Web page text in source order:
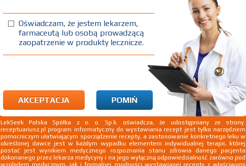
Oświadczam, że jestem lekarzem,
farmaceutą lub osobą prowadzącą
zaopatrzenie w produkty lecznicze.
AKCEPTACJA POMIŃ
LekSeek Polska Spółka z o. o. Sp.k. oświadcza, że udostępniany ze strony:
receptuariusz.pl program informatyczny do wystawiania recept jest tylko narzędziem
pomocniczym ułatwiającym sporządzenie recepty, a zastosowanie konkretnego leku w
określonej dawce jest w każdym wypadku elementem indywidualnej terapii, której
postać jest wynikiem medycznego rozpoznania stanu zdrowia danego pacjenta
dokonanego przez lekarza medycyny i na jego wyłączną odpowiedzialność zarówno pod
względem medycznym, jak i formalnej zgodności wystawianej recepty z właściwymi